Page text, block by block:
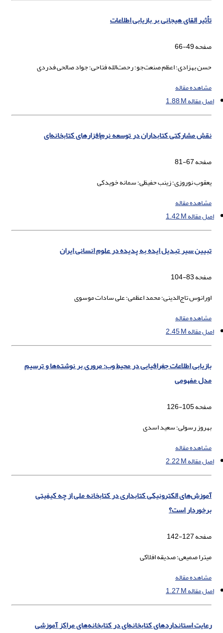
تأثیر القای هیجانی بر بازیابی اطلاعات
صفحه49-66
حسن بهزادی؛ اعظم صنعت‌جو؛ رحمت‌الله فتاحی؛ جواد صالحی فدردی
مشاهده مقاله
اصل مقاله1.88 M
نقش مشارکتی کتابداران در توسعه نرم‌افزارهای کتابخانه‌ای
صفحه67-81
یعقوب نوروزی؛ زینب حفیظی؛ سمانه خویدکی
مشاهده مقاله
اصل مقاله1.42 M
تبیین سیر تبدیل ایده به پدیده در علوم انسانی ایران
صفحه83-104
اورانوس تاج‌الدینی؛ محمد اعظمی؛ علی سادات موسوی
مشاهده مقاله
اصل مقاله2.45 M
بازیابی اطلاعات جغرافیایی در محیط وب: مروری بر نوشته‌ها و ترسیم
مدل مفهومی
صفحه105-126
بهروز رسولی؛ سعید اسدی
مشاهده مقاله
اصل مقاله2.22 M
آموزش‌های الکترونیکی کتابداری در کتابخانه ملی از چه کیفیتی
برخوردار است؟
صفحه127-142
میترا صمیعی؛ صدیقه افلاکی
مشاهده مقاله
اصل مقاله1.27 M
رعایت استانداردهای کتابخانه‌ای در کتابخانه‌های مراکز آموزشی